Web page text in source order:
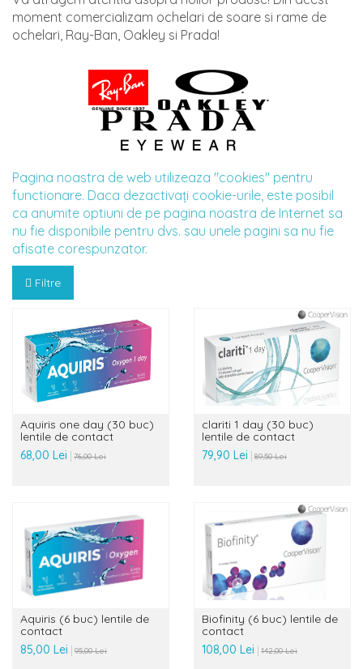
moment comercializam ochelari de soare si rame de
ochelari, Ray-Ban, Oakley si Prada!
Pagina noastra de web utilizeaza "cookies" pentru
functionare. Daca dezactivaţi cookie-urile, este posibil
ca anumite optiuni de pe pagina noastra de Internet sa
nu fie disponibile pentru dvs. sau unele pagini sa nu fie
afisate corespunzator.
Filtre
Aquiris one day (30 buc)
lentile de contact
68,00 Lei
76,00 Lei
clariti 1 day (30 buc)
lentile de contact
79,90 Lei
89,50 Lei
Aquiris (6 buc) lentile de
contact
85,00 Lei
95,00 Lei
Biofinity (6 buc) lentile de
contact
108,00 Lei
142,00 Lei